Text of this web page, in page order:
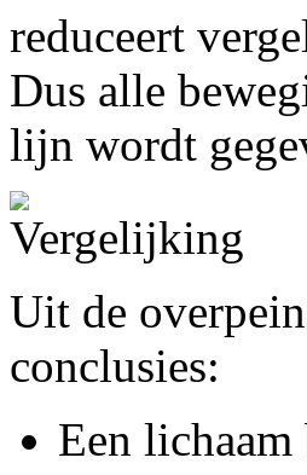
reduceert
Dus alle
lijn wordt
Uit de
conclusies:
Een